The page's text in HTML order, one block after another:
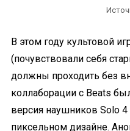
В этом году культовой
(почувствовали себя
должны проходить без
коллаборации с Beats
версия наушников Solo
пиксельном дизайне.